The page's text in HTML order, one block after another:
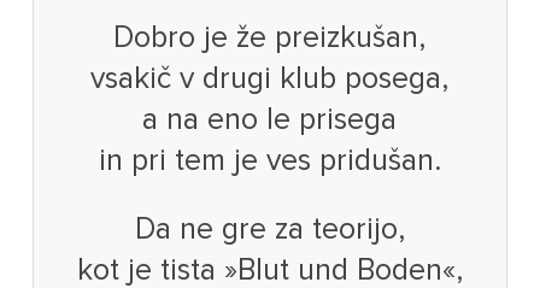
Dobro je že preizkušan,
vsakič v drugi klub posega,
a na eno le prisega
in pri tem je ves pridušan.
Da ne gre za teorijo,
kot je tista »Blut und Boden«,